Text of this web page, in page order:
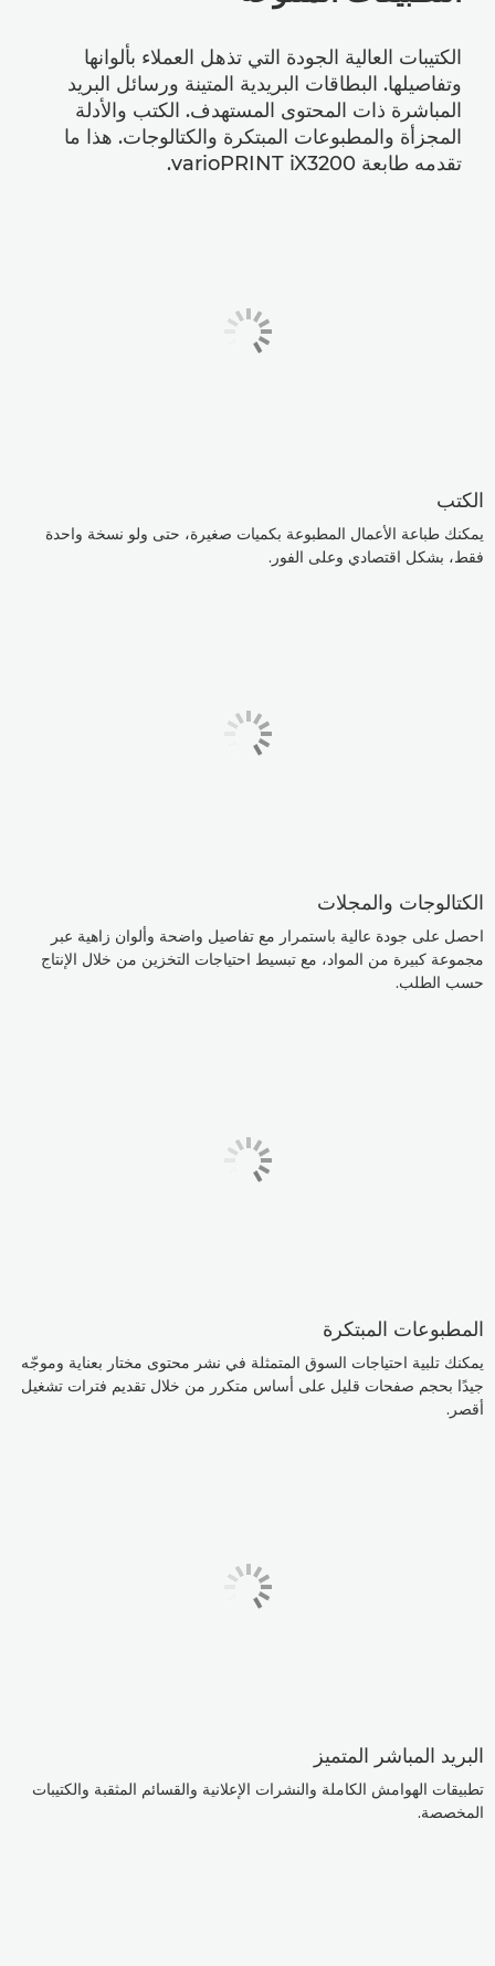
الكتيبات العالية الجودة التي تذهل العملاء بألوانها
وتفاصيلها. البطاقات البريدية المتينة ورسائل البريد
المباشرة ذات المحتوى المستهدف. الكتب والأدلة
المجزأة والمطبوعات المبتكرة والكتالوجات. هذا ما
تقدمه طابعة varioPRINT iX3200.
الكتب
يمكنك طباعة الأعمال المطبوعة بكميات صغيرة، حتى ولو نسخة واحدة
فقط، بشكل اقتصادي وعلى الفور.
الكتالوجات والمجلات
احصل على جودة عالية باستمرار مع تفاصيل واضحة وألوان زاهية عبر
مجموعة كبيرة من المواد، مع تبسيط احتياجات التخزين من خلال الإنتاج
حسب الطلب.
المطبوعات المبتكرة
يمكنك تلبية احتياجات السوق المتمثلة في نشر محتوى مختار بعناية وموجّه
جيدًا بحجم صفحات قليل على أساس متكرر من خلال تقديم فترات تشغيل
أقصر.
البريد المباشر المتميز
تطبيقات الهوامش الكاملة والنشرات الإعلانية والقسائم المثقبة والكتيبات
المخصصة.